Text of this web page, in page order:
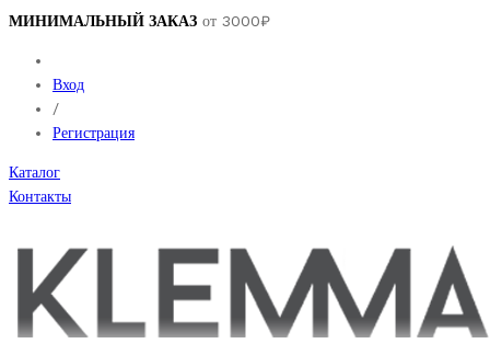
МИНИМАЛЬНЫЙ ЗАКАЗ от 3000₽
Вход
/
Регистрация
Каталог
Контакты